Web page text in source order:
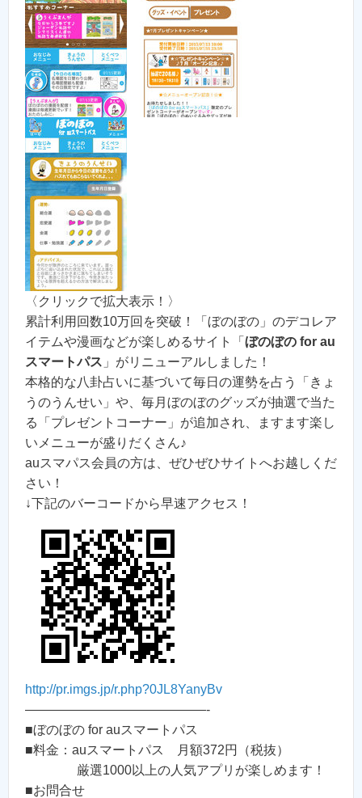
〈クリックで拡大表示！〉
累計利用回数10万回を突破！「ぼのぼの」のデコレア
イテムや漫画などが楽しめるサイト「 ぼのぼの for au
スマートパス 」がリニューアルしました！
本格的な八卦占いに基づいて毎日の運勢を占う「きょ
うのうんせい」や、毎月ぼのぼのグッズが抽選で当た
る「プレゼントコーナー」が追加され、ますます楽し
いメニューが盛りだくさん♪
auスマパス会員の方は、ぜひぜひサイトへお越しくだ
さい！
↓下記のバーコードから早速アクセス！
http://pr.imgs.jp/r.php?0JL8YanyBv
——————————————-
■ぼのぼの for auスマートパス
■料金：auスマートパス 月額372円（税抜）
厳選1000以上の人気アプリが楽しめます！
■お問合せ